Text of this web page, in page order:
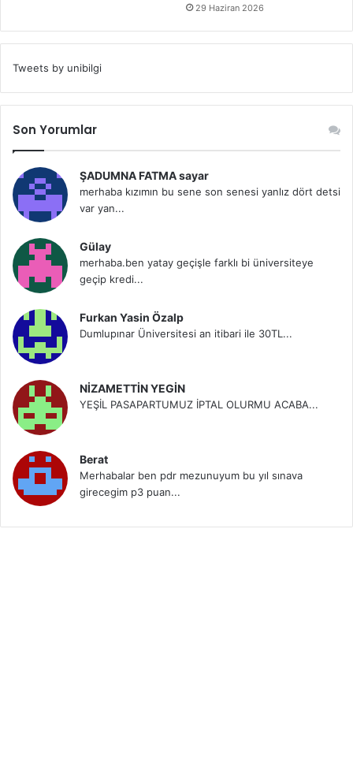
29 Haziran 2026
Tweets by unibilgi
Son Yorumlar
ŞADUMNA FATMA sayar
merhaba kızımın bu sene son senesi yanlız dört detsi
var yan...
Gülay
merhaba.ben yatay geçişle farklı bi üniversiteye
geçip kredi...
Furkan Yasin Özalp
Dumlupınar Üniversitesi an itibari ile 30TL...
NİZAMETTİN YEGİN
YEŞİL PASAPARTUMUZ İPTAL OLURMU ACABA...
Berat
Merhabalar ben pdr mezunuyum bu yıl sınava
girecegim p3 puan...